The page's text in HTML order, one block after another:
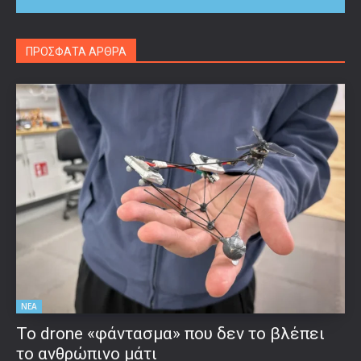
ΠΡΟΣΦΑΤΑ ΑΡΘΡΑ
ΝΕΑ
Το drone «φάντασμα» που δεν το βλέπει
το ανθρώπινο μάτι